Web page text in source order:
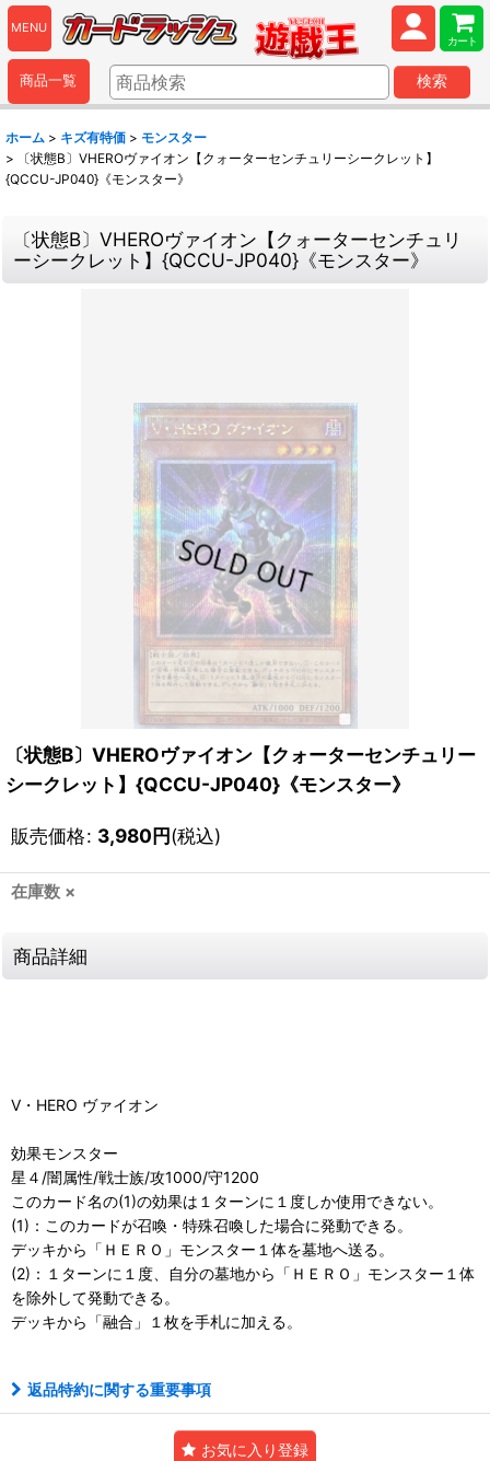
MENU
カート
商品一覧 検索
ホーム > キズ有特価 > モンスター
>
〔状態B〕VHEROヴァイオン【クォーターセンチュリーシークレット】
{QCCU-JP040}《モンスター》
〔状態B〕VHEROヴァイオン【クォーターセンチュリ
ーシークレット】{QCCU-JP040}《モンスター》
〔状態B〕VHEROヴァイオン【クォーターセンチュリー
シークレット】{QCCU-JP040}《モンスター》
販売価格: 3,980円(税込)
在庫数 ×
商品詳細
V・HERO ヴァイオン
効果モンスター
星４/闇属性/戦士族/攻1000/守1200
このカード名の(1)の効果は１ターンに１度しか使用できない。
(1)：このカードが召喚・特殊召喚した場合に発動できる。
デッキから「ＨＥＲＯ」モンスター１体を墓地へ送る。
(2)：１ターンに１度、自分の墓地から「ＨＥＲＯ」モンスター１体
を除外して発動できる。
デッキから「融合」１枚を手札に加える。
返品特約に関する重要事項
お気に入り登録